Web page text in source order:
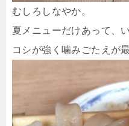
むしろしなやか。
夏メニューだけあって、
コシが強く噛みごたえが